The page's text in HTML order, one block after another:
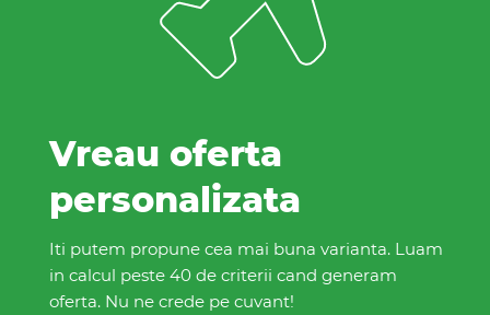
Vreau oferta
personalizata
Iti putem propune cea mai buna varianta. Luam
in calcul peste 40 de criterii cand generam
oferta. Nu ne crede pe cuvant!